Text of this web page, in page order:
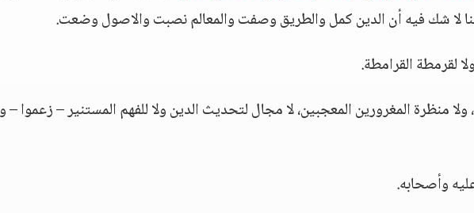
لا شك فيه أن الدين كمل والطريق وصفت والمعالم نصبت والاصول وضعت.
لقرمطة القرامطة.
ولا منظرة المغرورين المعجبين، لا مجال لتحديث الدين ولا للفهم المستنير – زعموا –
وأصحابه.